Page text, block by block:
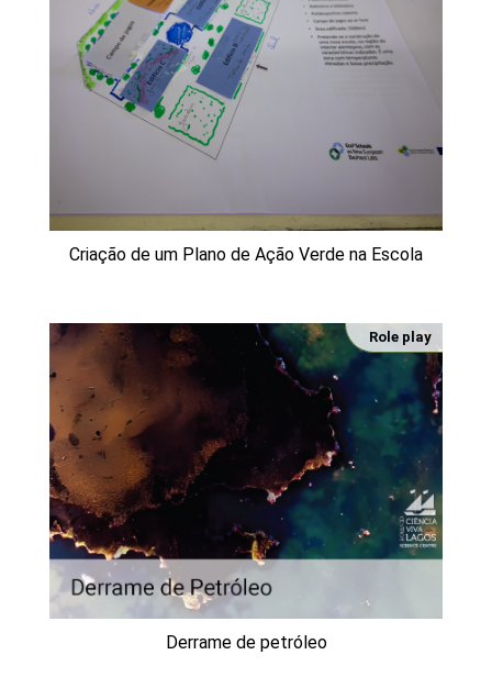
Criação de um Plano de Ação Verde na Escola
Derrame de petróleo
Role play